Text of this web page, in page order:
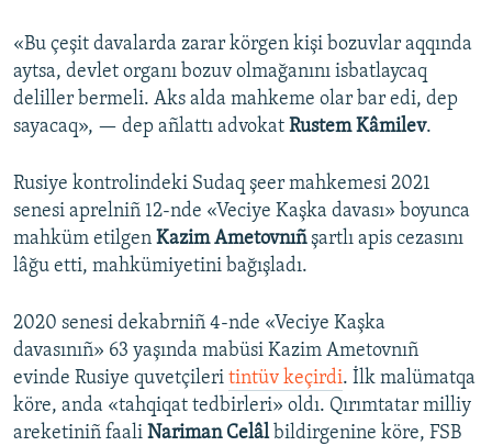
«Bu çeşit davalarda zarar körgen kişi bozuvlar aqqında
aytsa, devlet organı bozuv olmağanını isbatlaycaq
deliller bermeli. Aks alda mahkeme olar bar edi, dep
sayacaq», — dep añlattı advokat Rustem Kâmilev.
Rusiye kontrolindeki Sudaq şeer mahkemesi 2021
senesi aprelniñ 12-nde «Veciye Kaşka davası» boyunca
mahküm etilgen Kazim Ametovnıñşartlı apis cezasını
lâğu etti, mahkümiyetini bağışladı.
2020 senesi dekabrniñ 4-nde «Veciye Kaşka
davasınıñ» 63 yaşında mabüsi Kazim Ametovnıñ
evinde Rusiye quvetçileri tintüv keçirdi. İlk malümatqa
köre, anda «tahqiqat tedbirleri» oldı. Qırımtatar milliy
areketiniñ faali Nariman Celâl bildirgenine köre, FSB